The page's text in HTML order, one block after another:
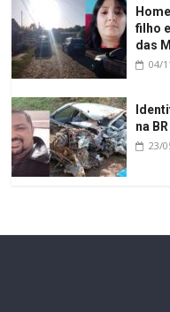
filho
das
04/
na
23/